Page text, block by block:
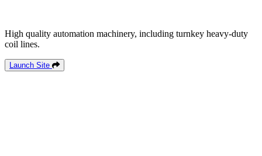
High quality automation machinery, including turnkey heavy-duty
coil lines.
Launch Site